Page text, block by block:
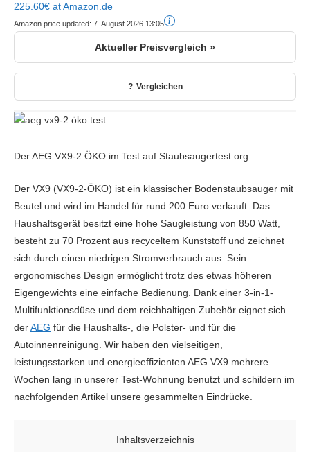
225.60€ at Amazon.de
Amazon price updated: 7. August 2026 13:05
Aktueller Preisvergleich »
Vergleichen
Der AEG VX9-2 ÖKO im Test auf Staubsaugertest.org
Der VX9 (VX9-2-ÖKO) ist ein klassischer Bodenstaubsauger mit
Beutel und wird im Handel für rund 200 Euro verkauft. Das
Haushaltsgerät besitzt eine hohe Saugleistung von 850 Watt,
besteht zu 70 Prozent aus recyceltem Kunststoff und zeichnet
sich durch einen niedrigen Stromverbrauch aus. Sein
ergonomisches Design ermöglicht trotz des etwas höheren
Eigengewichts eine einfache Bedienung. Dank einer 3-in-1-
Multifunktionsdüse und dem reichhaltigen Zubehör eignet sich
derAEG für die Haushalts-, die Polster- und für die
Autoinnenreinigung. Wir haben den vielseitigen,
leistungsstarken und energieeffizienten AEG VX9 mehrere
Wochen lang in unserer Test-Wohnung benutzt und schildern im
nachfolgenden Artikel unsere gesammelten Eindrücke.
Inhaltsverzeichnis